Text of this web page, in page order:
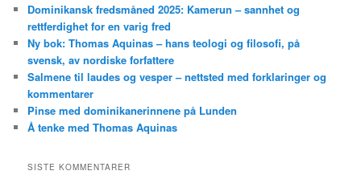
Dominikansk fredsmåned 2025: Kamerun – sannhet og
rettferdighet for en varig fred
Ny bok: Thomas Aquinas – hans teologi og filosofi, på
svensk, av nordiske forfattere
Salmene til laudes og vesper – nettsted med forklaringer og
kommentarer
Pinse med dominikanerinnene på Lunden
Å tenke med Thomas Aquinas
SISTE KOMMENTARER